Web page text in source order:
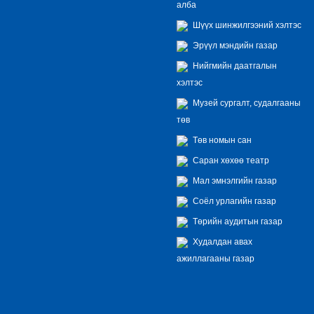
алба
Шүүх шинжилгээний хэлтэс
Эрүүл мэндийн газар
Нийгмийн даатгалын
хэлтэс
Музей сургалт, судалгааны
төв
Төв номын сан
Саран хөхөө театр
Мал эмнэлгийн газар
Соёл урлагийн газар
Төрийн аудитын газар
Худалдан авах
ажиллагааны газар